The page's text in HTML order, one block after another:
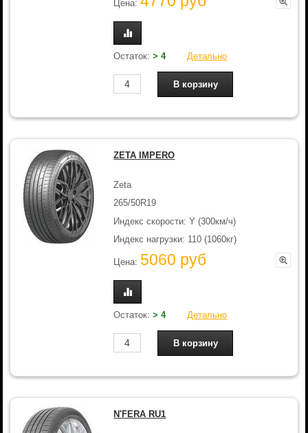
Цена:
Остаток:> 4 Детально
ZETA IMPERO
Zeta
265/50R19
Индекс скорости: Y (300км/ч)
Индекс нагрузки: 110 (1060кг)
Цена: 5060 руб
Остаток:> 4 Детально
N'FERA RU1